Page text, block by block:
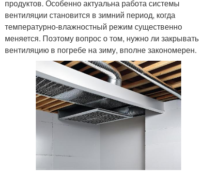
продуктов. Особенно актуальна работа системы
вентиляции становится в зимний период, когда
температурно-влажностный режим существенно
меняется. Поэтому вопрос о том, нужно ли закрывать
вентиляцию в погребе на зиму, вполне закономерен.